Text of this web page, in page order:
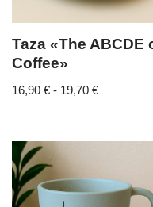
Taza «The ABCDE
Coffee»
16,90 € - 19,70 €